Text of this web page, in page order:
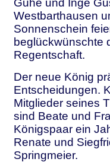
Guhe und Inge
Westbarthausen
Sonnenschein
beglückwünschte
Regentschaft.
Der neue König
Entscheidungen.
Mitglieder seines
sind Beate und
Königspaar ein
Renate und
Springmeier.